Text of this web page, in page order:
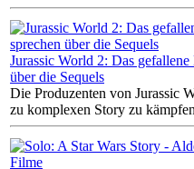
Jurassic World 2: Das
über die Sequels
Die Produzenten von Jurassic
zu komplexen Story zu